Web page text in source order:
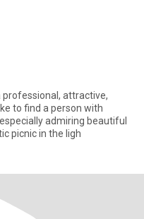
professional, attractive,
to find a person with
admiring beautiful
picnic in the ligh